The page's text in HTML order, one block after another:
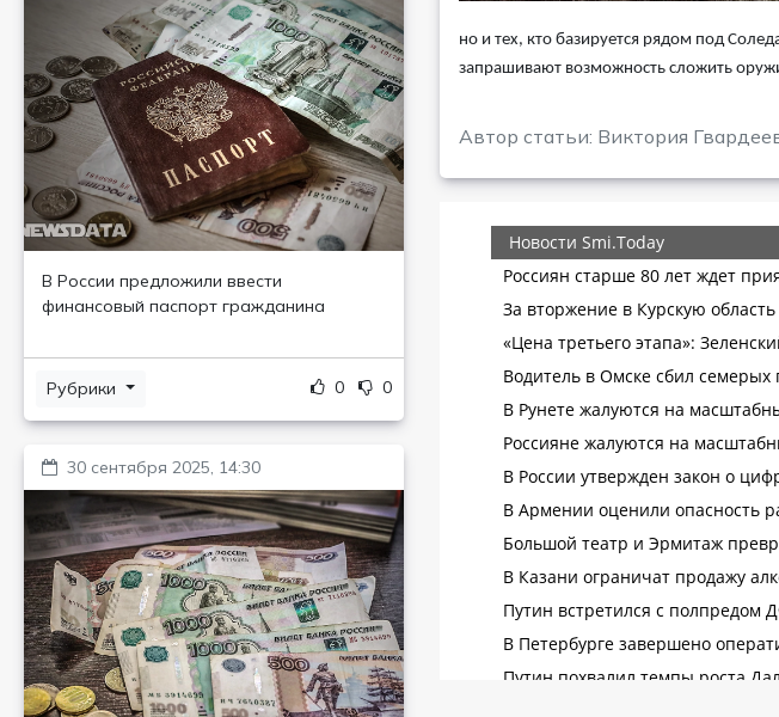
В России предложили ввести
финансовый паспорт гражданина
Рубрики 0 0
30 сентября 2025, 14:30
но и тех, кто базируется рядом под
запрашивают возможность сложить
Автор статьи: Виктория